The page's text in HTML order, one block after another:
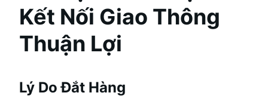
Kết Nối Giao Thông
Thuận Lợi
Lý Do Đắt Hàng